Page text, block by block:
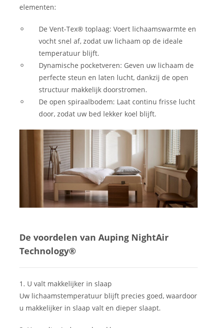
elementen:
De Vent-Tex® toplaag: Voert lichaamswarmte en
vocht snel af, zodat uw lichaam op de ideale
temperatuur blijft.
Dynamische pocketveren: Geven uw lichaam de
perfecte steun en laten lucht, dankzij de open
structuur makkelijk doorstromen.
De open spiraalbodem: Laat continu frisse lucht
door, zodat uw bed lekker koel blijft.
De voordelen van Auping NightAir
Technology®
1. U valt makkelijker in slaap
Uw lichaamstemperatuur blijft precies goed, waardoor
u makkelijker in slaap valt en dieper slaapt.